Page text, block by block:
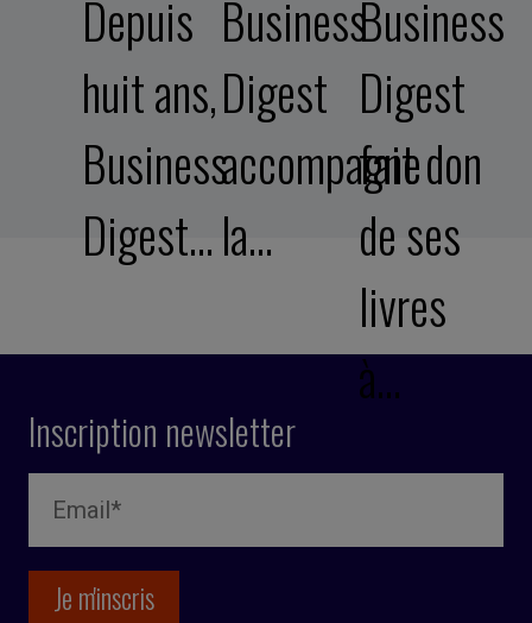
Depuis
huit ans,
Business
Digest…
Business
Digest
accompagne
la…
Business
Digest
fait don
de ses
livres
à…
Inscription newsletter